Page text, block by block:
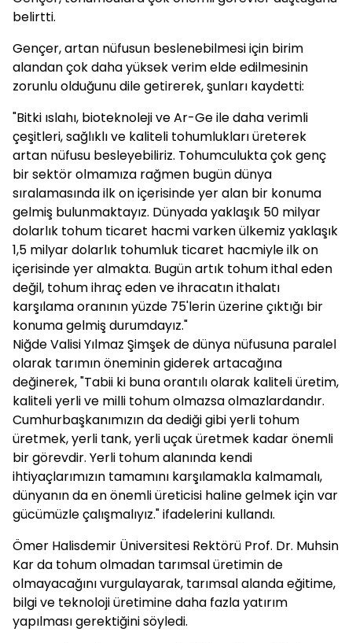
belirtti.
Gençer, artan nüfusun beslenebilmesi için birim
alandan çok daha yüksek verim elde edilmesinin
zorunlu olduğunu dile getirerek, şunları kaydetti:
"Bitki ıslahı, bioteknoleji ve Ar-Ge ile daha verimli
çeşitleri, sağlıklı ve kaliteli tohumlukları üreterek
artan nüfusu besleyebiliriz. Tohumculukta çok genç
bir sektör olmamıza rağmen bugün dünya
sıralamasında ilk on içerisinde yer alan bir konuma
gelmiş bulunmaktayız. Dünyada yaklaşık 50 milyar
dolarlık tohum ticaret hacmi varken ülkemiz yaklaşık
1,5 milyar dolarlık tohumluk ticaret hacmiyle ilk on
içerisinde yer almakta. Bugün artık tohum ithal eden
değil, tohum ihraç eden ve ihracatın ithalatı
karşılama oranının yüzde 75'lerin üzerine çıktığı bir
konuma gelmiş durumdayız."
Niğde Valisi Yılmaz Şimşek de dünya nüfusuna paralel
olarak tarımın öneminin giderek artacağına
değinerek, "Tabii ki buna orantılı olarak kaliteli üretim,
kaliteli yerli ve milli tohum olmazsa olmazlardandır.
Cumhurbaşkanımızın da dediği gibi yerli tohum
üretmek, yerli tank, yerli uçak üretmek kadar önemli
bir görevdir. Yerli tohum alanında kendi
ihtiyaçlarımızın tamamını karşılamakla kalmamalı,
dünyanın da en önemli üreticisi haline gelmek için var
gücümüzle çalışmalıyız." ifadelerini kullandı.
Ömer Halisdemir Üniversitesi Rektörü Prof. Dr. Muhsin
Kar da tohum olmadan tarımsal üretimin de
olmayacağını vurgulayarak, tarımsal alanda eğitime,
bilgi ve teknoloji üretimine daha fazla yatırım
yapılması gerektiğini söyledi.